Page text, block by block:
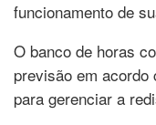
funcionamento de
O banco de horas
previsão em
para gerenciar a